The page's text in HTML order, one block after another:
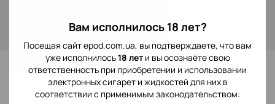
Вам исполнилось 18 лет?
Посещая сайт epod.com.ua, вы подтверждаете, что вам
уже исполнилось18 лети вы осознаёте свою
ответственность при приобретении и использовании
электронных сигарет и жидкостей для них в
соответствии с применимым законодательством:
для отображения накопительной скидки
В избранное